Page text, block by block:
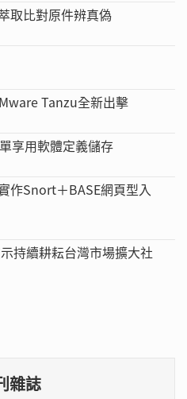
取比對原件辨真偽
Tanzu全新出擊
享用軟體定義儲存
Snort＋BASE網頁型入
持續耕耘台灣市場擴大社
雜誌